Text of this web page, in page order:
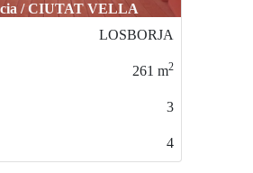
/ NAQUERA
2809-NAQUERA
379m2
9
6